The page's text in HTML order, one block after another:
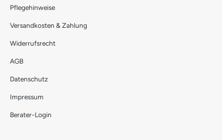
Pflegehinweise
Versandkosten & Zahlung
Widerrufsrecht
AGB
Datenschutz
Impressum
Berater-Login